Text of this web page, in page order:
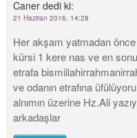
Caner dedi ki:
21 Haziran 2016, 14:28
Her akşam yatmadan
kürsi 1 kere nas ve en
etrafa
ve odanın etrafına
alnımın üzerine Hz.Ali
arkadaşlar